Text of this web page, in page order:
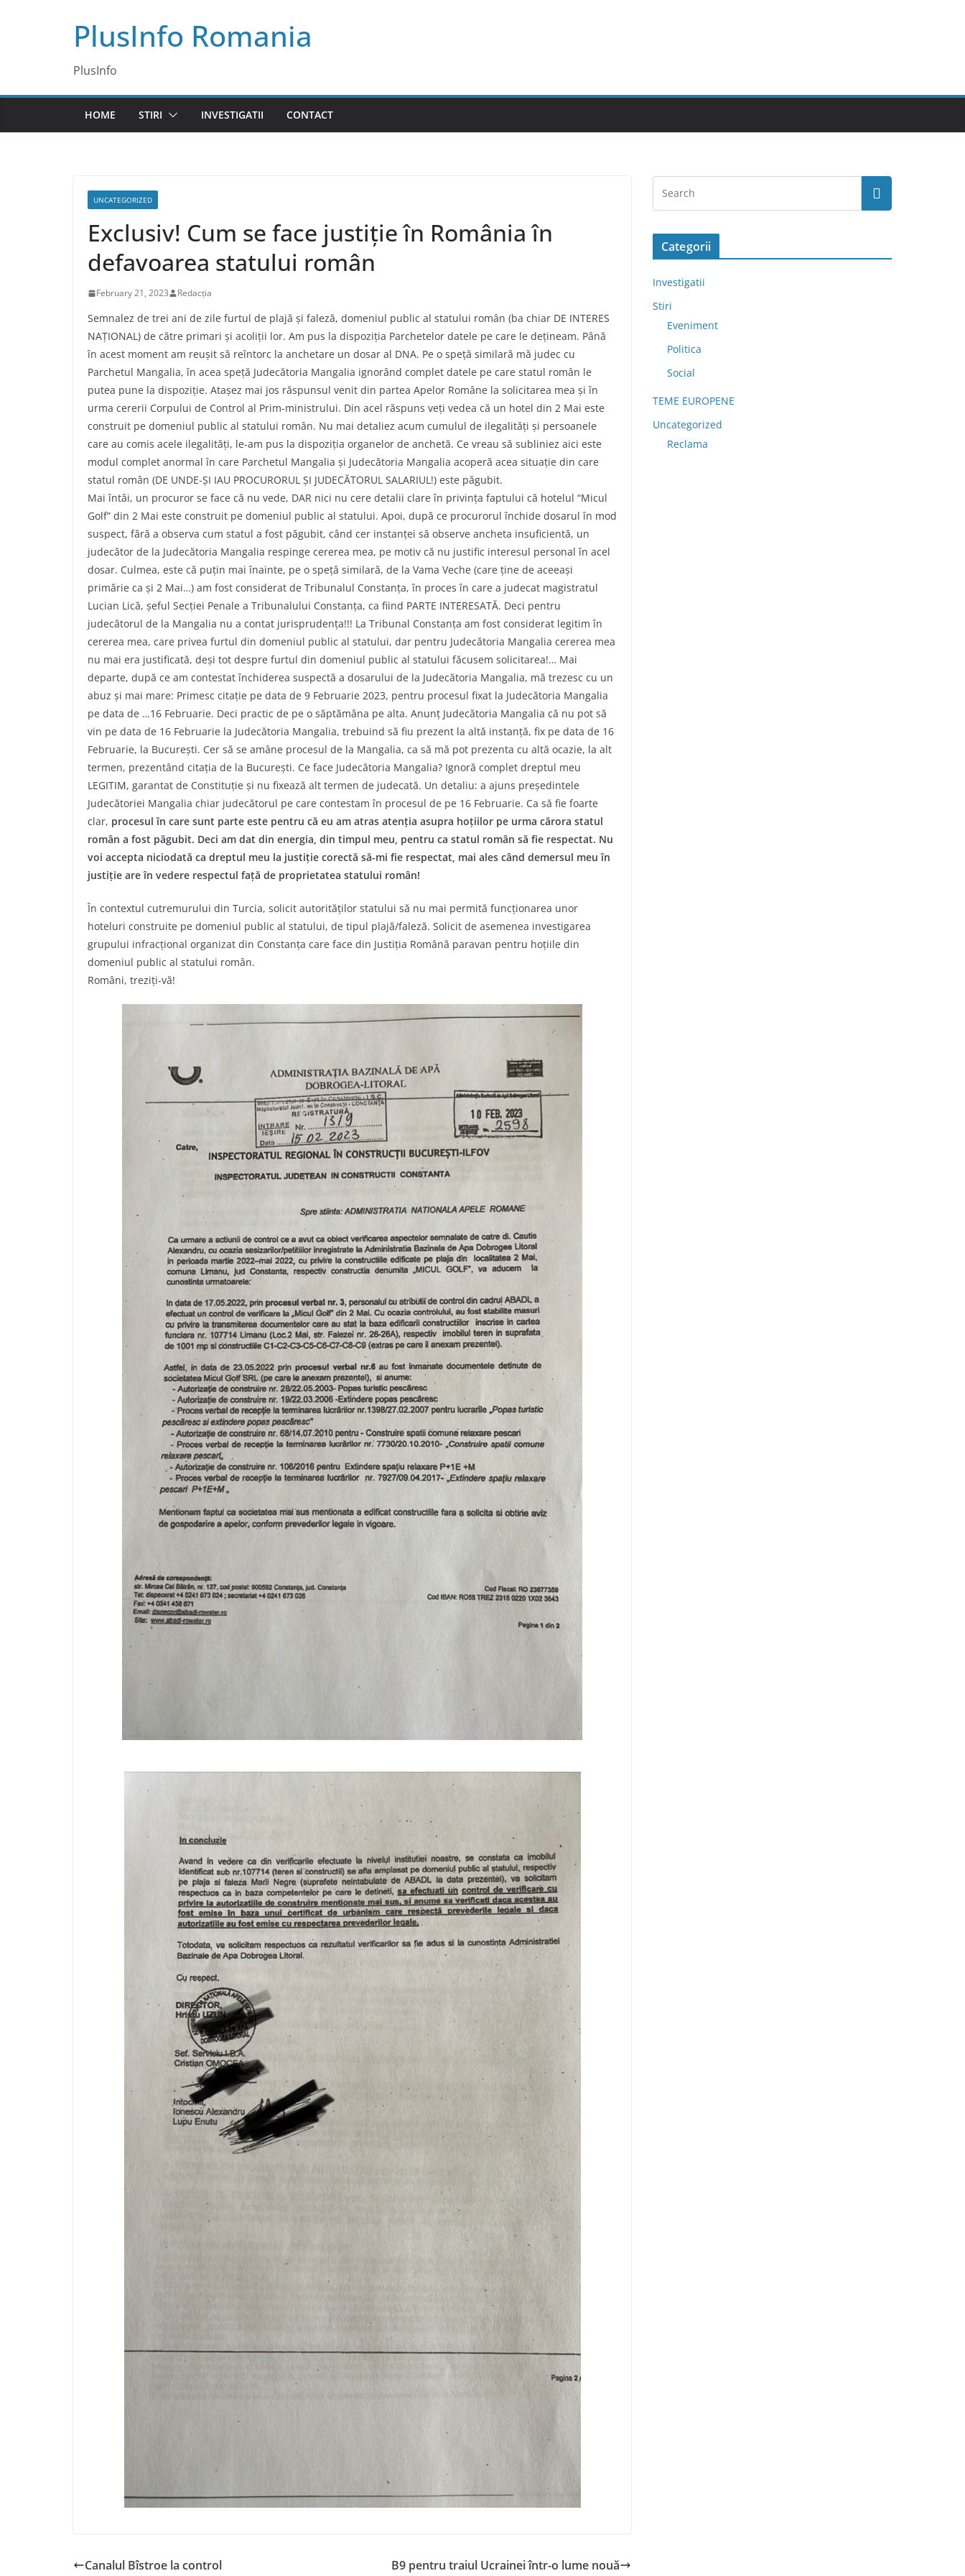
PlusInfo Romania
PlusInfo
HOME STIRI INVESTIGATII CONTACT
UNCATEGORIZED
Exclusiv! Cum se face justiție în România în
defavoarea statului român
February 21, 2023 Redacția
Semnalez de trei ani de zile furtul de plajă și faleză, domeniul public al statului român (ba chiar DE INTERES
NAȚIONAL) de către primari și acoliții lor. Am pus la dispoziția Parchetelor datele pe care le dețineam. Până
în acest moment am reușit să reîntorc la anchetare un dosar al DNA. Pe o speță similară mă judec cu
Parchetul Mangalia, în acea speță Judecătoria Mangalia ignorând complet datele pe care statul român le
putea pune la dispoziție. Atașez mai jos răspunsul venit din partea Apelor Române la solicitarea mea și în
urma cererii Corpului de Control al Prim-ministrului. Din acel răspuns veți vedea că un hotel din 2 Mai este
construit pe domeniul public al statului român. Nu mai detaliez acum cumulul de ilegalități și persoanele
care au comis acele ilegalități, le-am pus la dispoziția organelor de anchetă. Ce vreau să subliniez aici este
modul complet anormal în care Parchetul Mangalia și Judecătoria Mangalia acoperă acea situație din care
statul român (DE UNDE-ȘI IAU PROCURORUL ȘI JUDECĂTORUL SALARIUL!) este păgubit.
Mai întâi, un procuror se face că nu vede, DAR nici nu cere detalii clare în privința faptului că hotelul “Micul
Golf” din 2 Mai este construit pe domeniul public al statului. Apoi, după ce procurorul închide dosarul în mod
suspect, fără a observa cum statul a fost păgubit, când cer instanței să observe ancheta insuficientă, un
judecător de la Judecătoria Mangalia respinge cererea mea, pe motiv că nu justific interesul personal în acel
dosar. Culmea, este că puțin mai înainte, pe o speță similară, de la Vama Veche (care ține de aceeași
primărie ca și 2 Mai…) am fost considerat de Tribunalul Constanța, în proces în care a judecat magistratul
Lucian Lică, șeful Secției Penale a Tribunalului Constanța, ca fiind PARTE INTERESATĂ. Deci pentru
judecătorul de la Mangalia nu a contat jurisprudența!!! La Tribunal Constanța am fost considerat legitim în
cererea mea, care privea furtul din domeniul public al statului, dar pentru Judecătoria Mangalia cererea mea
nu mai era justificată, deși tot despre furtul din domeniul public al statului făcusem solicitarea!… Mai
departe, după ce am contestat închiderea suspectă a dosarului de la Judecătoria Mangalia, mă trezesc cu un
abuz și mai mare: Primesc citație pe data de 9 Februarie 2023, pentru procesul fixat la Judecătoria Mangalia
pe data de …16 Februarie. Deci practic de pe o săptămâna pe alta. Anunț Judecătoria Mangalia că nu pot să
vin pe data de 16 Februarie la Judecătoria Mangalia, trebuind să fiu prezent la altă instanță, fix pe data de 16
Februarie, la București. Cer să se amâne procesul de la Mangalia, ca să mă pot prezenta cu altă ocazie, la alt
termen, prezentând citația de la București. Ce face Judecătoria Mangalia? Ignoră complet dreptul meu
LEGITIM, garantat de Constituție și nu fixează alt termen de judecată. Un detaliu: a ajuns președintele
Judecătoriei Mangalia chiar judecătorul pe care contestam în procesul de pe 16 Februarie. Ca să fie foarte
clar, procesul în care sunt parte este pentru că eu am atras atenția asupra hoțiilor pe urma cărora statul
român a fost păgubit. Deci am dat din energia, din timpul meu, pentru ca statul român să fie respectat. Nu
voi accepta niciodată ca dreptul meu la justiție corectă să-mi fie respectat, mai ales când demersul meu în
justiție are în vedere respectul față de proprietatea statului român!
În contextul cutremurului din Turcia, solicit autorităților statului să nu mai permită funcționarea unor
hoteluri construite pe domeniul public al statului, de tipul plajă/faleză. Solicit de asemenea investigarea
grupului infracțional organizat din Constanța care face din Justiția Română paravan pentru hoțiile din
domeniul public al statului român.
Români, treziți-vă!
Canalul Bîstroe la control B9 pentru traiul Ucrainei într-o lume nouă
Categorii
Investigatii
Stiri
Eveniment
Politica
Social
TEME EUROPENE
Uncategorized
Reclama